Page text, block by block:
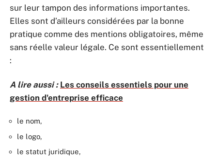
sur leur tampon des informations importantes.
Elles sont d’ailleurs considérées par la bonne
pratique comme des mentions obligatoires, même
sans réelle valeur légale. Ce sont essentiellement
:
A lire aussi : Les conseils essentiels pour une
gestion d'entreprise efficace
le nom,
le logo,
le statut juridique,